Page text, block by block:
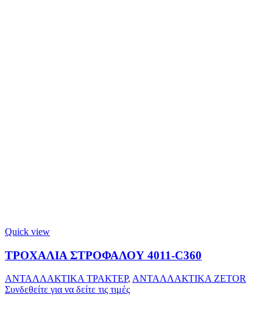
Quick view
ΤΡΟΧΑΛΙΑ ΣΤΡΟΦΑΛΟΥ 4011-C360
ΑΝΤΑΛΛΑΚΤΙΚΑ ΤΡΑΚΤΕΡ, ΑΝΤΑΛΛΑΚΤΙΚΑ ZETOR
Συνδεθείτε για να δείτε τις τιμές